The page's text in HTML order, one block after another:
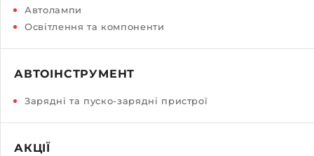
Автолампи
Освітлення та компоненти
АВТОІНСТРУМЕНТ
Зарядні та пуско-зарядні пристрої
АКЦІЇ